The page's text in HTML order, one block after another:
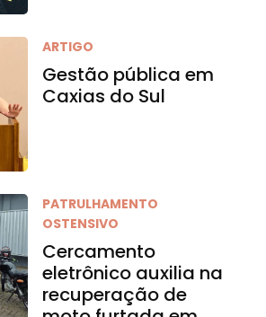
ARTIGO
Gestão pública em
Caxias do Sul
PATRULHAMENTO
OSTENSIVO
Cercamento
eletrônico auxilia na
recuperação de